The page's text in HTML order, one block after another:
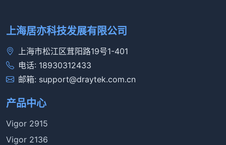
上海居亦科技发展有限公司
上海市松江区茸阳路19号1-401
电话: 18930312433
邮箱: support@draytek.com.cn
产品中心
Vigor 2915
Vigor 2136